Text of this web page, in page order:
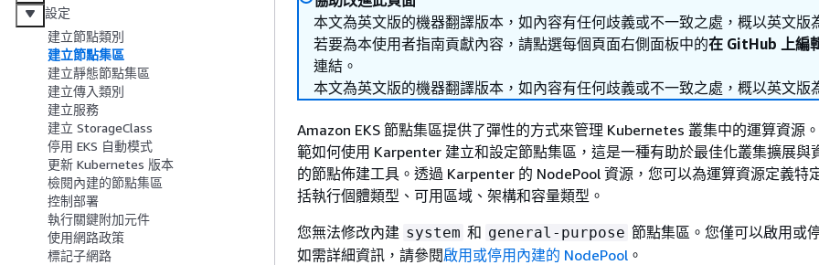
設定
建立節點類別
建立節點集區
建立靜態節點集區
建立傳入類別
建立服務
建立 StorageClass
停用 EKS 自動模式
更新 Kubernetes 版本
檢閱內建的節點集區
控制部署
執行關鍵附加元件
使用網路政策
標記子網路
本文為英文版的機器翻譯版本，如內容有任何歧義或不一致之處，概以英文版
若要為本使用者指南貢獻內容，請點選每個頁面右側面板中的在 GitHub 上編
連結。
本文為英文版的機器翻譯版本，如內容有任何歧義或不一致之處，概以英文版
Amazon EKS 節點集區提供了彈性的方式來管理 Kubernetes 叢集中的運算資源
範如何使用 Karpenter 建立和設定節點集區，這是一種有助於最佳化叢集擴展與
的節點佈建工具。透過 Karpenter 的 NodePool 資源，您可以為運算資源定義特
括執行個體類型、可用區域、架構和容量類型。
您無法修改內建 system 和 general-purpose 節點集區。您僅可以啟用或
如需詳細資訊，請參閱啟用或停用內建的 NodePool 。